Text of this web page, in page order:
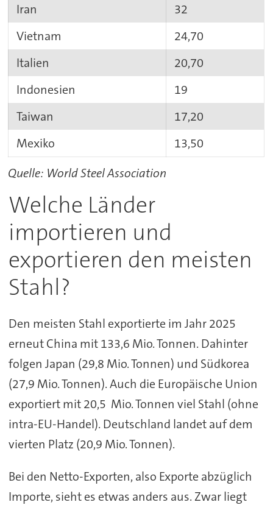
Iran
32
Vietnam
24,70
Italien
20,70
Indonesien
19
Taiwan
17,20
Mexiko
13,50
Quelle: World Steel Association
Welche Länder
importieren und
exportieren den meisten
Stahl?
Den meisten Stahl exportierte im Jahr 2025
erneut China mit 133,6 Mio. Tonnen. Dahinter
folgen Japan (29,8 Mio. Tonnen) und Südkorea
(27,9 Mio. Tonnen). Auch die Europäische Union
exportiert mit 20,5 Mio. Tonnen viel Stahl (ohne
intra-EU-Handel). Deutschland landet auf dem
vierten Platz (20,9 Mio. Tonnen).
Bei den Netto-Exporten, also Exporte abzüglich
Importe, sieht es etwas anders aus. Zwar liegt